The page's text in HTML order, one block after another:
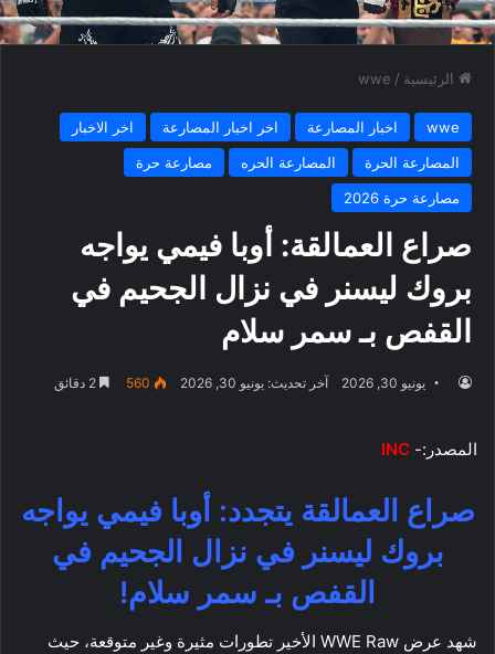
الرئيسية /
wwe
wwe اخبار المصارعة اخر اخبار المصارعة
اخر الاخبار
المصارعة الحرة
المصارعة الحره
مصارعة حرة
مصارعة حرة 2026
صراع العمالقة: أوبا فيمي يواجه
بروك ليسنر في نزال الجحيم في
القفص بـ سمر سلام
يونيو 30, 2026 آخر تحديث: يونيو 30, 2026 560
المصدر:- INC
صراع العمالقة يتجدد: أوبا فيمي يواجه
بروك ليسنر في نزال الجحيم في
القفص بـ سمر سلام!
شهد عرض WWE Raw الأخير تطورات مثيرة وغير متوقعة، حيث